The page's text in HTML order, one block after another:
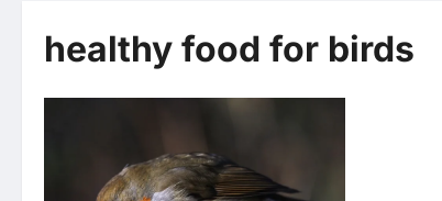
healthy food for birds